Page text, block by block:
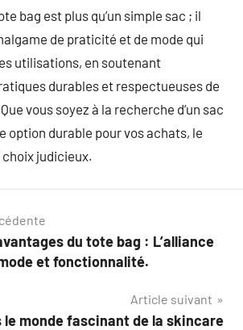
bag est plus qu’un simple sac ; il
de praticité et de mode qui
utilisations, en soutenant
durables et respectueuses de
vous soyez à la recherche d’un sac
option durable pour vos achats, le
judicieux.
du tote bag : L’alliance
et fonctionnalité.
Article suivant
le monde fascinant de la skincare